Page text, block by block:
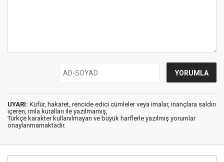
UYARI: Küfür, hakaret, rencide edici cümleler veya imalar, inançlara saldırı
içeren, imla kuralları ile yazılmamış,
Türkçe karakter kullanılmayan ve büyük harflerle yazılmış yorumlar
onaylanmamaktadır.